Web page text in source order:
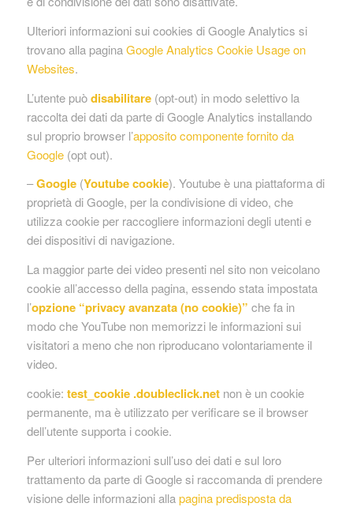
Ulteriori informazioni sui cookies di Google Analytics si
trovano alla paginaGoogle Analytics Cookie Usage on
Websites.
L’utente puòdisabilitare(opt-out) in modo selettivo la
raccolta dei dati da parte di Google Analytics installando
sul proprio browser l’apposito componente fornito da
Google(opt out).
–Google(Youtube cookie). Youtube è una piattaforma di
proprietà di Google, per la condivisione di video, che
utilizza cookie per raccogliere informazioni degli utenti e
dei dispositivi di navigazione.
La maggior parte dei video presenti nel sito non veicolano
cookie all’accesso della pagina, essendo stata impostata
l’opzione “privacy avanzata(no cookie)” che fa in
modo che YouTube non memorizzi le informazioni sui
visitatori a meno che non riproducano volontariamente il
video.
cookie: test_cookie .doubleclick.netnon è un cookie
permanente, ma è utilizzato per verificare se il browser
dell’utente supporta i cookie.
Per ulteriori informazioni sull’uso dei dati e sul loro
trattamento da parte di Google si raccomanda di prendere
visione delle informazioni allapagina predisposta da